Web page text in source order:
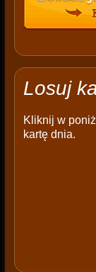
Losuj
Kliknij w
kartę dnia.